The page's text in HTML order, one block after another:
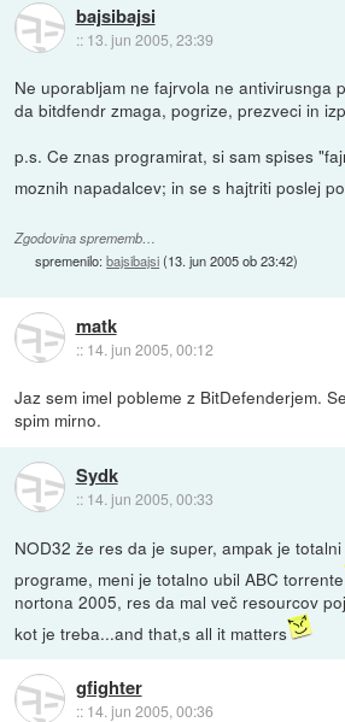
bajsibajsi
:: 13. jun 2005, 23:39
Ne uporabljam ne fajrvola ne antivirusnga
da bitdfendr zmaga, pogrize, prezveci in
p.s. Ce znas programirat, si sam spises
moznih napadalcev; in se s hajtriti poslej
Zgodovina sprememb…
spremenilo:bajsibajsi(13. jun 2005 ob 23:42)
matk
:: 14. jun 2005, 00:12
Jaz sem imel pobleme z BitDefenderjem.
spim mirno.
Sydk
:: 14. jun 2005, 00:33
NOD32 že res da je super, ampak je
programe, meni je totalno ubil ABC torrente
nortona 2005, res da mal več resourcov
kot je treba...and that,s all it matters
gfighter
:: 14. jun 2005, 00:36